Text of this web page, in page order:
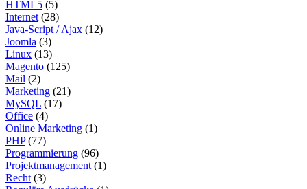
HTML5 (5)
Internet(28)
Java-Script / Ajax (12)
Joomla (3)
Linux (13)
Magento (125)
Mail (2)
Marketing (21)
MySQL (17)
Office (4)
Online Marketing (1)
PHP(77)
Programmierung (96)
Projektmanagement(1)
Recht(3)